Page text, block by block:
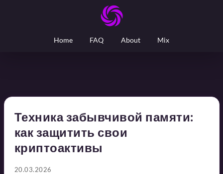
Home FAQ About Mix
Техника забывчивой памяти:
как защитить свои
криптоактивы
20.03.2026